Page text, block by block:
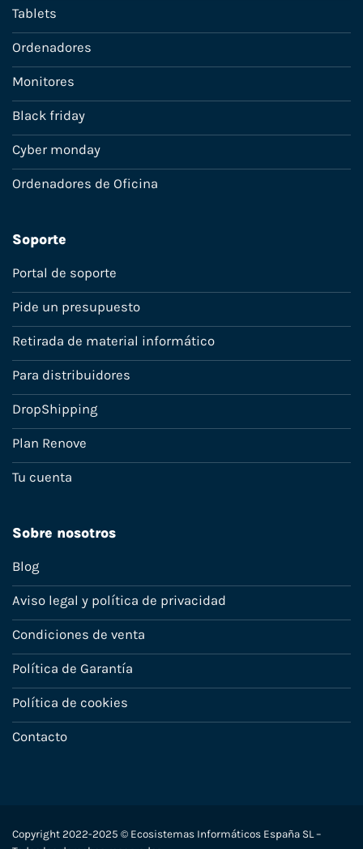
Tablets
Ordenadores
Monitores
Black friday
Cyber monday
Ordenadores de Oficina
Soporte
Portal de soporte
Pide un presupuesto
Retirada de material informático
Para distribuidores
DropShipping
Plan Renove
Tu cuenta
Sobre nosotros
Blog
Aviso legal y política de privacidad
Condiciones de venta
Política de Garantía
Política de cookies
Contacto
Copyright 2022-2025 © Ecosistemas Informáticos España SL –